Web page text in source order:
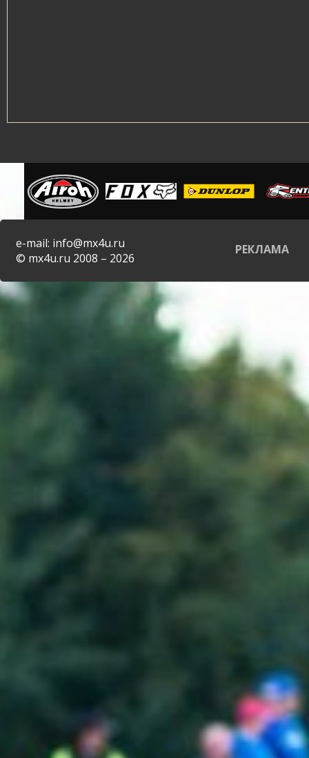
e-mail: info@mx4u.ru
© mx4u.ru 2008 – 2026
РЕКЛАМА